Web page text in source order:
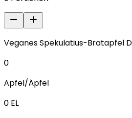
Veganes Spekulatius-Bratapfel
0
Apfel/Äpfel
0 EL